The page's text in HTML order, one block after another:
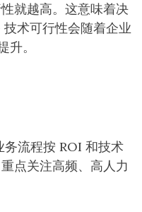
就越高。这意味着决
术可行性会随着企业
。
务流程按 ROI 和技术
点关注高频、高人力